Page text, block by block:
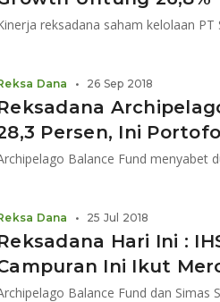
Persen, Ini
Dana • 26 Sep 2018
Hari Ini :
Ini Ikut
Balance Fund dan Simas
Dana • 25 Jul 2018